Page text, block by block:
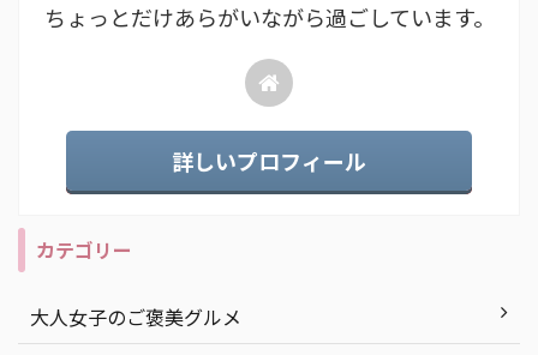
ちょっとだけあらがいながら過ごしています。
詳しいプロフィール
カテゴリー
大人女子のご褒美グルメ